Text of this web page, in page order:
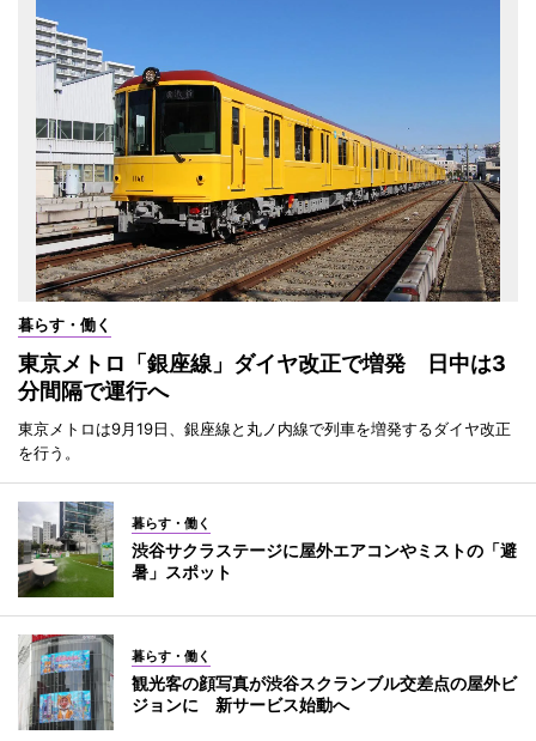
暮らす・働く
東京メトロ「銀座線」ダイヤ改正で増発 日中は3
分間隔で運行へ
東京メトロは9月19日、銀座線と丸ノ内線で列車を増発するダイヤ改正
を行う。
暮らす・働く
渋谷サクラステージに屋外エアコンやミストの「避
暑」スポット
暮らす・働く
観光客の顔写真が渋谷スクランブル交差点の屋外ビ
ジョンに 新サービス始動へ